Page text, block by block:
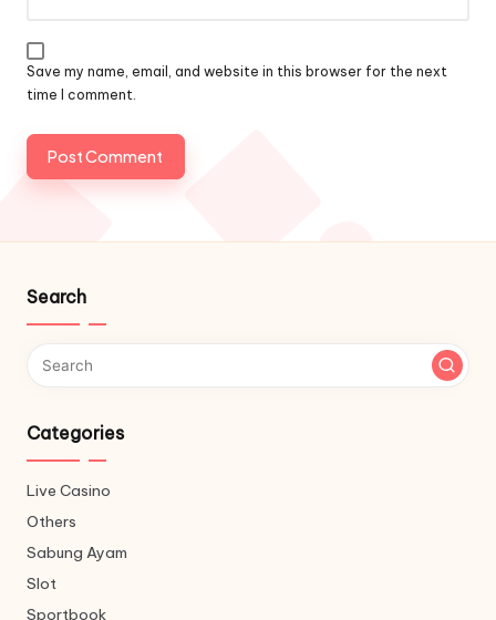
Save my name, email, and website in this browser for the next
time I comment.
Search
Categories
Live Casino
Others
Sabung Ayam
Slot
Sportbook